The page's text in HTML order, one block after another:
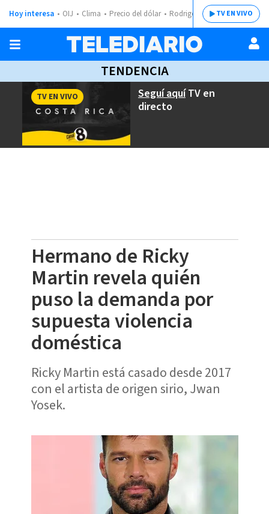
Hoy interesa OIJ Clima Precio del dólar Rodrigo ChavesTV EN VIVO
TENDENCIA
Seguí aquíTV en
directo
TV EN VIVO
Hermano de Ricky
Martin revela quién
puso la demanda por
supuesta violencia
doméstica
Ricky Martin está casado desde 2017
con el artista de origen sirio, Jwan
Yosek.